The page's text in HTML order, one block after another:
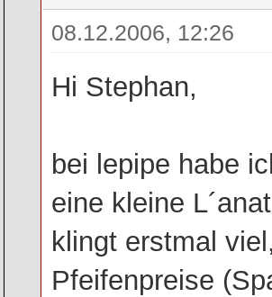
08.12.2006, 12:26
Hi Stephan,
bei lepipe habe
eine kleine
klingt erstmal
Pfeifenpreise